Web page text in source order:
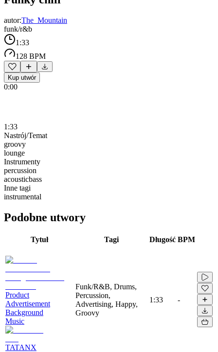
autor:The_Mountain
funk/r&b
1:33
128 BPM
Kup utwór
0:00
1:33
Nastrój/Temat
groovy
lounge
Instrumenty
percussion
acousticbass
Inne tagi
instrumental
Podobne utwory
Tytuł Tagi Długość BPM
Product
Advertisement
Background
Music
TATANX
Funk/R&B, Drums,
Percussion,
Advertising, Happy,
Groovy
1:33 -